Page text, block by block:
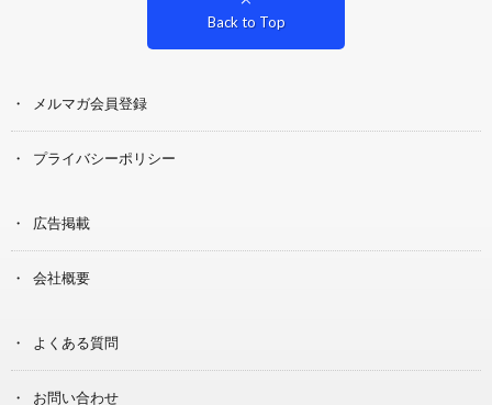
Back to Top
メルマガ会員登録
プライバシーポリシー
広告掲載
会社概要
よくある質問
お問い合わせ